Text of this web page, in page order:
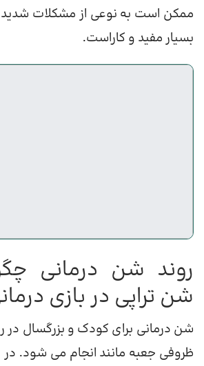
ممکن است به نوعی از مشکلات شدید
بسیار مفید و کاراست.
روند شن درمانی
شن تراپی در بازی
شن درمانی برای کودک و بزرگسال در
ظروفی جعبه مانند انجام می شود. در